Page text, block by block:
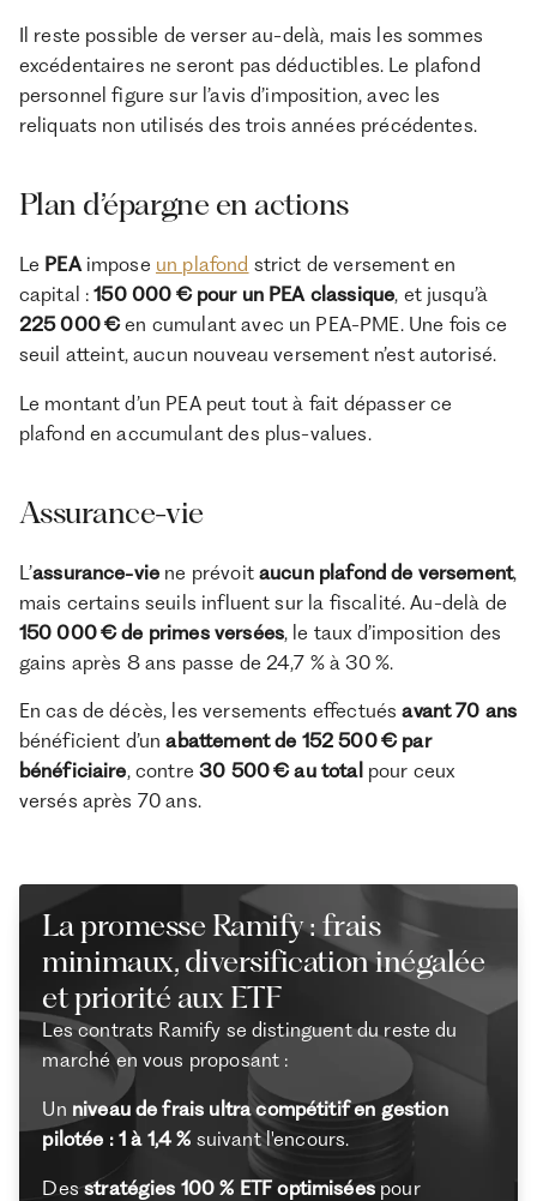
Il reste possible de verser au-delà, mais les sommes
excédentaires ne seront pas déductibles. Le plafond
personnel figure sur l’avis d’imposition, avec les
reliquats non utilisés des trois années précédentes.
Plan d’épargne en actions
Le PEAimpose un plafond strict de versement en
capital :150 000 € pour un PEA classique, et jusqu’à
225 000 €en cumulant avec un PEA-PME. Une fois ce
seuil atteint, aucun nouveau versement n’est autorisé.
Le montant d’un PEA peut tout à fait dépasser ce
plafond en accumulant des plus-values.
Assurance-vie
L’assurance-vie ne prévoit aucun plafond de versement,
mais certains seuils influent sur la fiscalité. Au-delà de
150 000 € de primes versées, le taux d’imposition des
gains après 8 ans passe de 24,7 % à 30 %.
En cas de décès, les versements effectuésavant 70 ans
bénéficient d’unabattement de 152 500 € par
bénéficiaire, contre30 500 € au total pour ceux
versés après 70 ans.
La promesse Ramify : frais
minimaux, diversification inégalée
et priorité aux ETF
Les contrats Ramify se distinguent du reste du
marché en vous proposant :
Un niveau de frais ultra compétitif en gestion
pilotée : 1 à 1,4 % suivant l'encours.
Desstratégies 100 % ETF optimiséespour